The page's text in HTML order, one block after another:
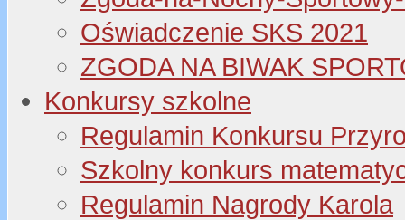
Oświadczenie SKS 2021
ZGODA NA BIWAK
Konkursy szkolne
Regulamin Konkursu
Szkolny konkurs
Regulamin Nagrody Karola